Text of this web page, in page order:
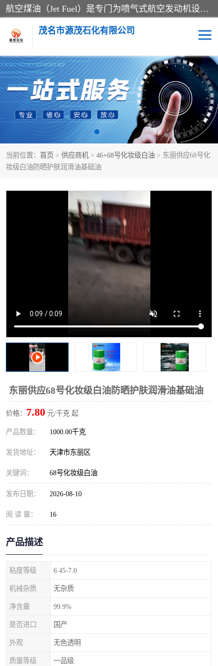
航空煤油（Jet Fuel）是专门为喷气式航空发动机设计的高纯度燃料，主要分为Jet A、Jet A-1和Jet B等类型。其特点是闪点高、低温流动性好，并添加了抗静电剂和抗氧化剂以确保飞行安全。航空煤油需
茂名市源茂石化有限公司
当前位置： 首页 > 供应商机 > 46+68号化妆级白油 > 东丽供应68号化
妆级白油防晒护肤润滑油基础油
东丽供应68号化妆级白油防晒护肤润滑油基础油
价格： 7.80 元/千克 起
产品数量： 1000.00千克
发货地址： 天津市东丽区
关键词： 68号化妆级白油
发布日期： 2026-08-10
阅 读 量： 16
产品描述
粘度等级 6.45-7.0
机械杂质 无杂质
净含量 99.9%
是否进口 国产
外观 无色透明
质量等级 一品级
RP3航空煤油 D20+D30溶剂油
D40+D60溶剂油 D80+D100溶剂油
6号+120号溶剂油 260号溶剂油
异构烷烃 天然乳胶
26+32号化妆级白油 46+68号化妆级白油